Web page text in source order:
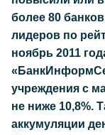
более 80
лидеров по
ноябрь 2011
учреждения с
не ниже 10,8%.
аккумуляции